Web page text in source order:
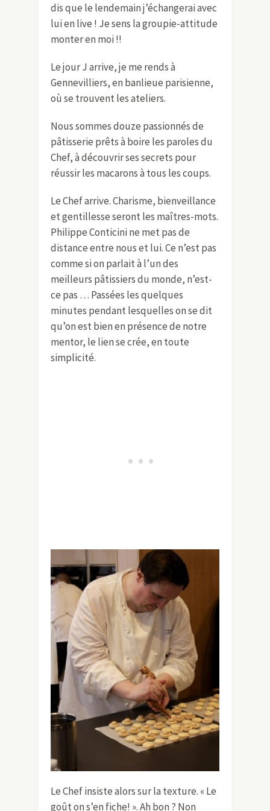
dis que le lendemain j’échangerai avec
lui en live ! Je sens la groupie-attitude
monter en moi !!
Le jour J arrive, je me rends à
Gennevilliers, en banlieue parisienne,
où se trouvent les ateliers.
Nous sommes douze passionnés de
pâtisserie prêts à boire les paroles du
Chef, à découvrir ses secrets pour
réussir les macarons à tous les coups.
Le Chef arrive. Charisme, bienveillance
et gentillesse seront les maîtres-mots.
Philippe Conticini ne met pas de
distance entre nous et lui. Ce n’est pas
comme si on parlait à l’un des
meilleurs pâtissiers du monde, n’est-
ce pas … Passées les quelques
minutes pendant lesquelles on se dit
qu’on est bien en présence de notre
mentor, le lien se crée, en toute
simplicité.
Le Chef insiste alors sur la texture. « Le
goût on s’en fiche! ». Ah bon ? Non